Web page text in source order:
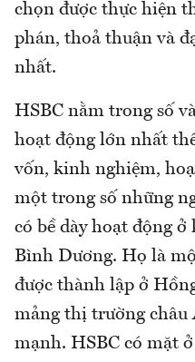
chọn được thực hiện
phán, thoả thuận và
nhất.
HSBC nằm trong số
hoạt động lớn nhất
vốn, kinh nghiệm,
một trong số những
có bề dày hoạt động
Bình Dương. Họ là
được thành lập ở
mảng thị trường châu
mạnh. HSBC có mặt